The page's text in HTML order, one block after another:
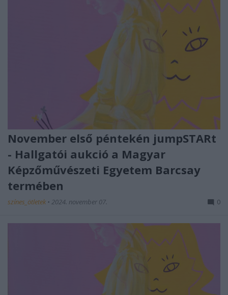
November első péntekén jumpSTARt
- Hallgatói aukció a Magyar
Képzőművészeti Egyetem Barcsay
termében
színes_ötletek • 2024. november 07. 0